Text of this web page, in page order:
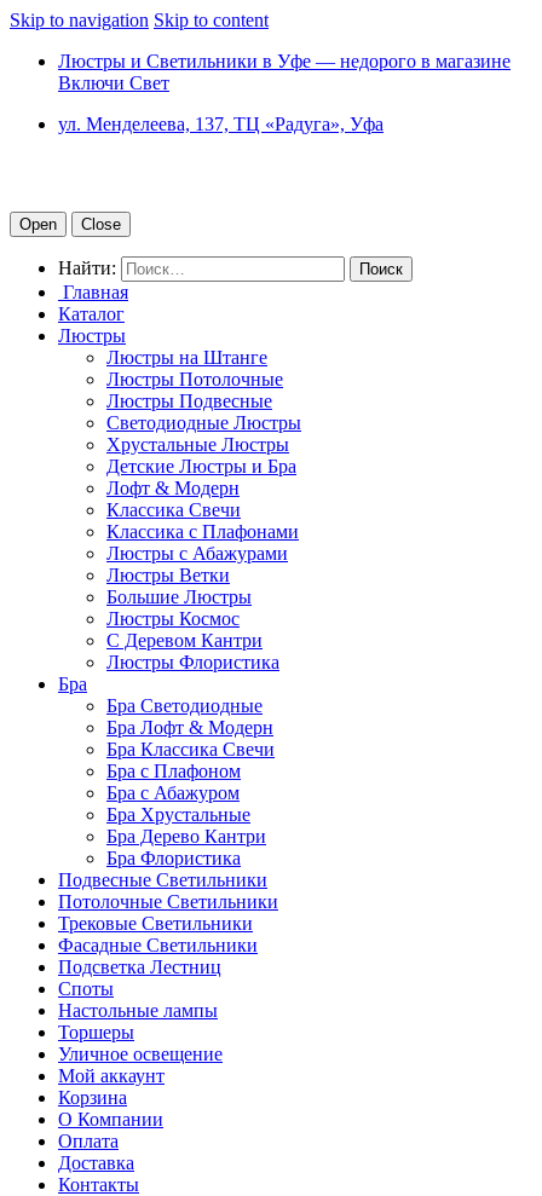
Skip to navigation Skip to content
Люстры и Светильники в Уфе — недорого в магазине
Включи Свет
ул. Менделеева, 137, ТЦ «Радуга», Уфа
Open Close
Найти:
Главная
Каталог
Люстры
Люстры на Штанге
Люстры Потолочные
Люстры Подвесные
Светодиодные Люстры
Хрустальные Люстры
Детские Люстры и Бра
Лофт & Модерн
Классика Свечи
Классика с Плафонами
Люстры с Абажурами
Люстры Ветки
Большие Люстры
Люстры Космос
С Деревом Кантри
Люстры Флористика
Бра
Бра Светодиодные
Бра Лофт & Модерн
Бра Классика Свечи
Бра с Плафоном
Бра с Абажуром
Бра Хрустальные
Бра Дерево Кантри
Бра Флористика
Подвесные Светильники
Потолочные Светильники
Трековые Светильники
Фасадные Светильники
Подсветка Лестниц
Споты
Настольные лампы
Торшеры
Уличное освещение
Мой аккаунт
Корзина
О Компании
Оплата
Доставка
Контакты